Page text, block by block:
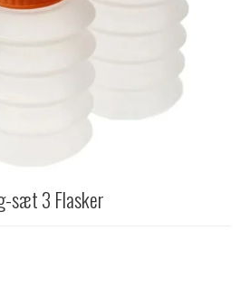
sæt 3 Flasker